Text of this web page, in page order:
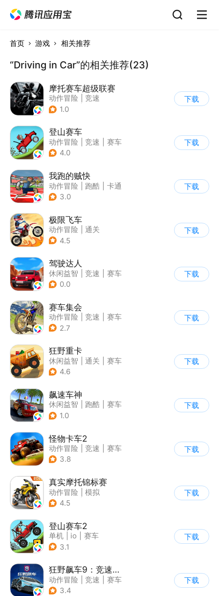
首页 游戏 相关推荐
“Driving in Car”的相关推荐(23)
摩托赛车超级联赛
动作冒险
竞速
| 摩托车
1.0
下载
登山赛车
动作冒险 竞速
赛车
| 卡通
4.0
下载
我跑的贼快
动作冒险 跑酷
卡通
3.0
下载
极限飞车
动作冒险
通关
| 摩托车
4.5
下载
驾驶达人
休闲益智 竞速
赛车
| 漂移
0.0
下载
赛车集会
动作冒险 竞速
赛车
| 写实
2.7
下载
狂野重卡
休闲益智 通关
赛车
4.6
下载
飙速车神
休闲益智 跑酷
赛车
| 漂移
1.0
下载
怪物卡车2
动作冒险 竞速
赛车
| 卡通
3.8
下载
真实摩托锦标赛
动作冒险
模拟
| 摩托车
4.5
下载
登山赛车2
单机 io
赛车
| 欧美风
3.1
下载
狂野飙车9：竞速传奇
动作冒险 竞速
赛车
| 狂野飙车
3.4
下载